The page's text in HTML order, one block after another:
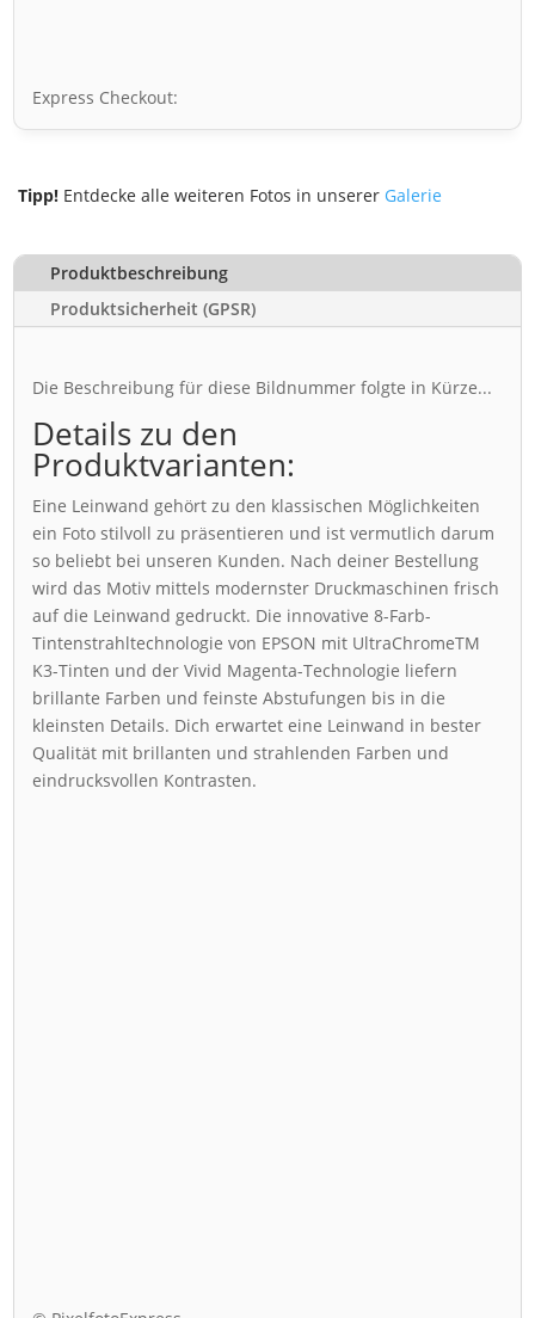
Express Checkout:
Tipp! Entdecke alle weiteren Fotos in unserer Galerie
Produktbeschreibung
Produktsicherheit (GPSR)
Die Beschreibung für diese Bildnummer folgte in Kürze...
Details zu den
Produktvarianten:
Eine Leinwand gehört zu den klassischen Möglichkeiten
ein Foto stilvoll zu präsentieren und ist vermutlich darum
so beliebt bei unseren Kunden. Nach deiner Bestellung
wird das Motiv mittels modernster Druckmaschinen frisch
auf die Leinwand gedruckt. Die innovative 8-Farb-
Tintenstrahltechnologie von EPSON mit UltraChromeTM
K3-Tinten und der Vivid Magenta-Technologie liefern
brillante Farben und feinste Abstufungen bis in die
kleinsten Details. Dich erwartet eine Leinwand in bester
Qualität mit brillanten und strahlenden Farben und
eindrucksvollen Kontrasten.